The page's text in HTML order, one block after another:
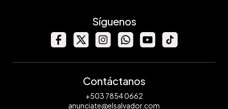
Síguenos
Contáctanos
+503 7854 0662
anunciate@elsalvador.com